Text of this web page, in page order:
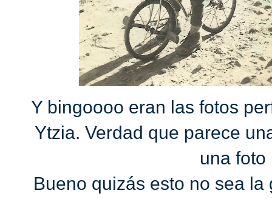
Y bingoooo eran las fotos
Ytzia. Verdad que parece
una foto
Bueno quizás esto no sea